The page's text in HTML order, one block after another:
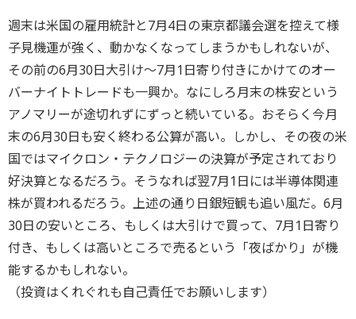
週末は米国の雇用統計と7月4日の東京都議会選を控えて様
子見機運が強く、動かなくなってしまうかもしれないが、
その前の6月30日大引け～7月1日寄り付きにかけてのオー
バーナイトトレードも一興か。なにしろ月末の株安という
アノマリーが途切れずにずっと続いている。おそらく今月
末の6月30日も安く終わる公算が高い。しかし、その夜の米
国ではマイクロン・テクノロジーの決算が予定されており
好決算となるだろう。そうなれば翌7月1日には半導体関連
株が買われるだろう。上述の通り日銀短観も追い風だ。6月
30日の安いところ、もしくは大引けで買って、7月1日寄り
付き、もしくは高いところで売るという「夜ばかり」が機
能するかもしれない。
（投資はくれぐれも自己責任でお願いします）